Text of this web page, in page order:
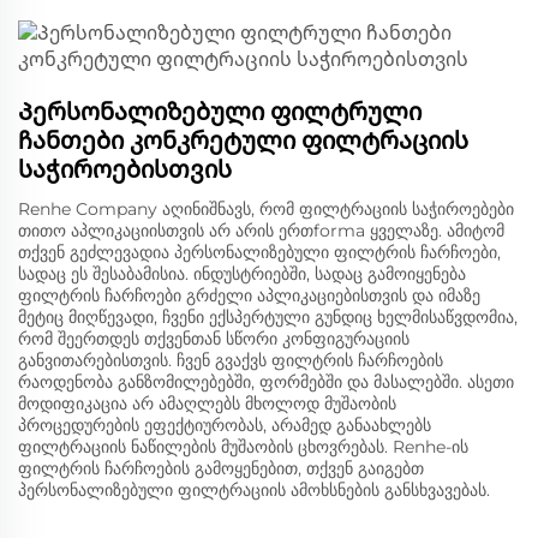
Პერსონალიზებული ფილტრული
ჩანთები კონკრეტული ფილტრაციის
საჭიროებისთვის
Renhe Company აღინიშნავს, რომ ფილტრაციის საჭიროებები
თითო აპლიკაციისთვის არ არის ერთforma ყველაზე. ამიტომ
თქვენ გეძლევადია პერსონალიზებული ფილტრის ჩარჩოები,
სადაც ეს შესაბამისია. ინდუსტრიებში, სადაც გამოიყენება
ფილტრის ჩარჩოები გრძელი აპლიკაციებისთვის და იმაზე
მეტიც მიღწევადი, ჩვენი ექსპერტული გუნდიც ხელმისაწვდომია,
რომ შეერთდეს თქვენთან სწორი კონფიგურაციის
განვითარებისთვის. ჩვენ გვაქვს ფილტრის ჩარჩოების
რაოდენობა განზომილებებში, ფორმებში და მასალებში. ასეთი
მოდიფიკაცია არ ამაღლებს მხოლოდ მუშაობის
პროცედურების ეფექტიურობას, არამედ განაახლებს
ფილტრაციის ნაწილების მუშაობის ცხოვრებას. Renhe-ის
ფილტრის ჩარჩოების გამოყენებით, თქვენ გაიგებთ
პერსონალიზებული ფილტრაციის ამოხსნების განსხვავებას.